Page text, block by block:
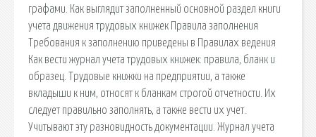
графами. Как выглядит заполненный основной раздел книги
учета движения трудовых книжек Правила заполнения
Требования к заполнению приведены в Правилах ведения
Как вести журнал учета трудовых книжек: правила, бланк и
образец. Трудовые книжки на предприятии, а также
вкладыши к ним, относят к бланкам строгой отчетности. Их
следует правильно заполнять, а также вести их учет.
Учитывают эту разновидность документации. Журнал учета